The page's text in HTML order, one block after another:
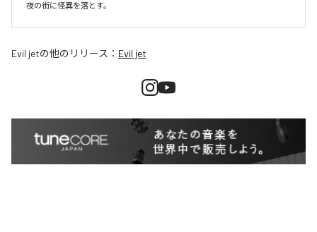
夜の街に怪異を落とす。
Evil jetの他のリリース： Evil jet